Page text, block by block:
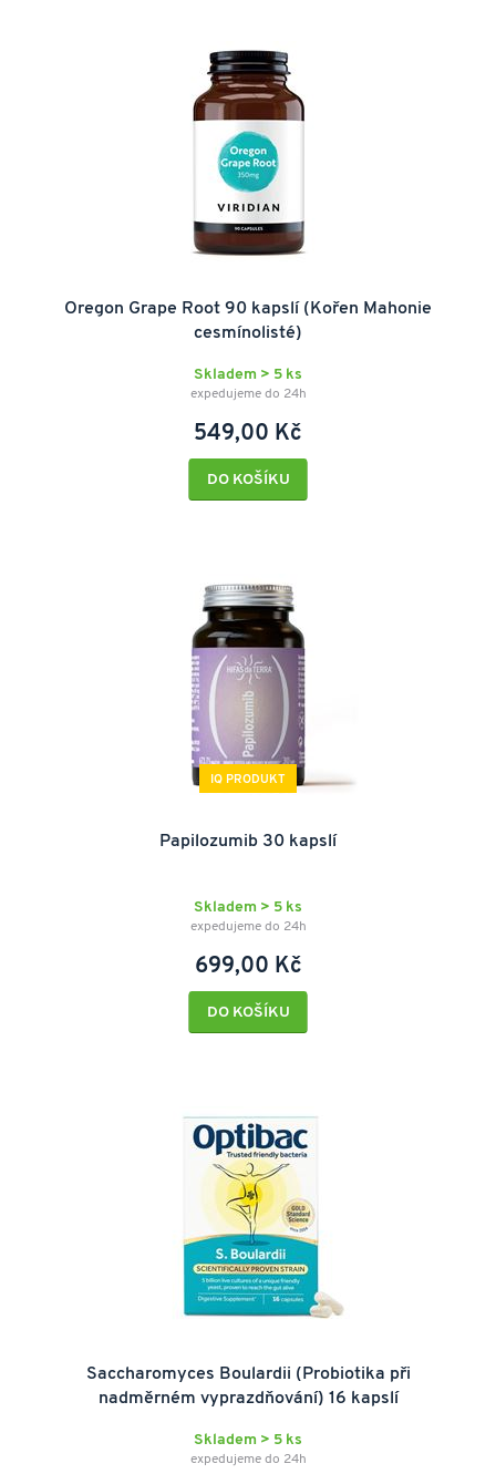
Oregon Grape Root 90 kapslí (Kořen Mahonie
cesmínolisté)
Skladem > 5 ks
expedujeme do 24h
549,00 Kč
DO KOŠÍKU
IQ PRODUKT
Papilozumib 30 kapslí
Skladem > 5 ks
expedujeme do 24h
699,00 Kč
DO KOŠÍKU
Saccharomyces Boulardii (Probiotika při
nadměrném vyprazdňování) 16 kapslí
Skladem > 5 ks
expedujeme do 24h